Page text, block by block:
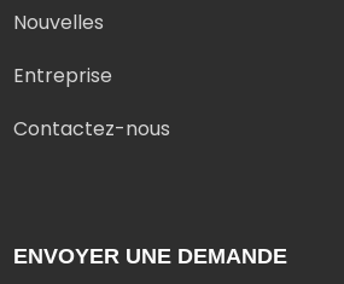
Nouvelles
Entreprise
Contactez-nous
ENVOYER UNE DEMANDE